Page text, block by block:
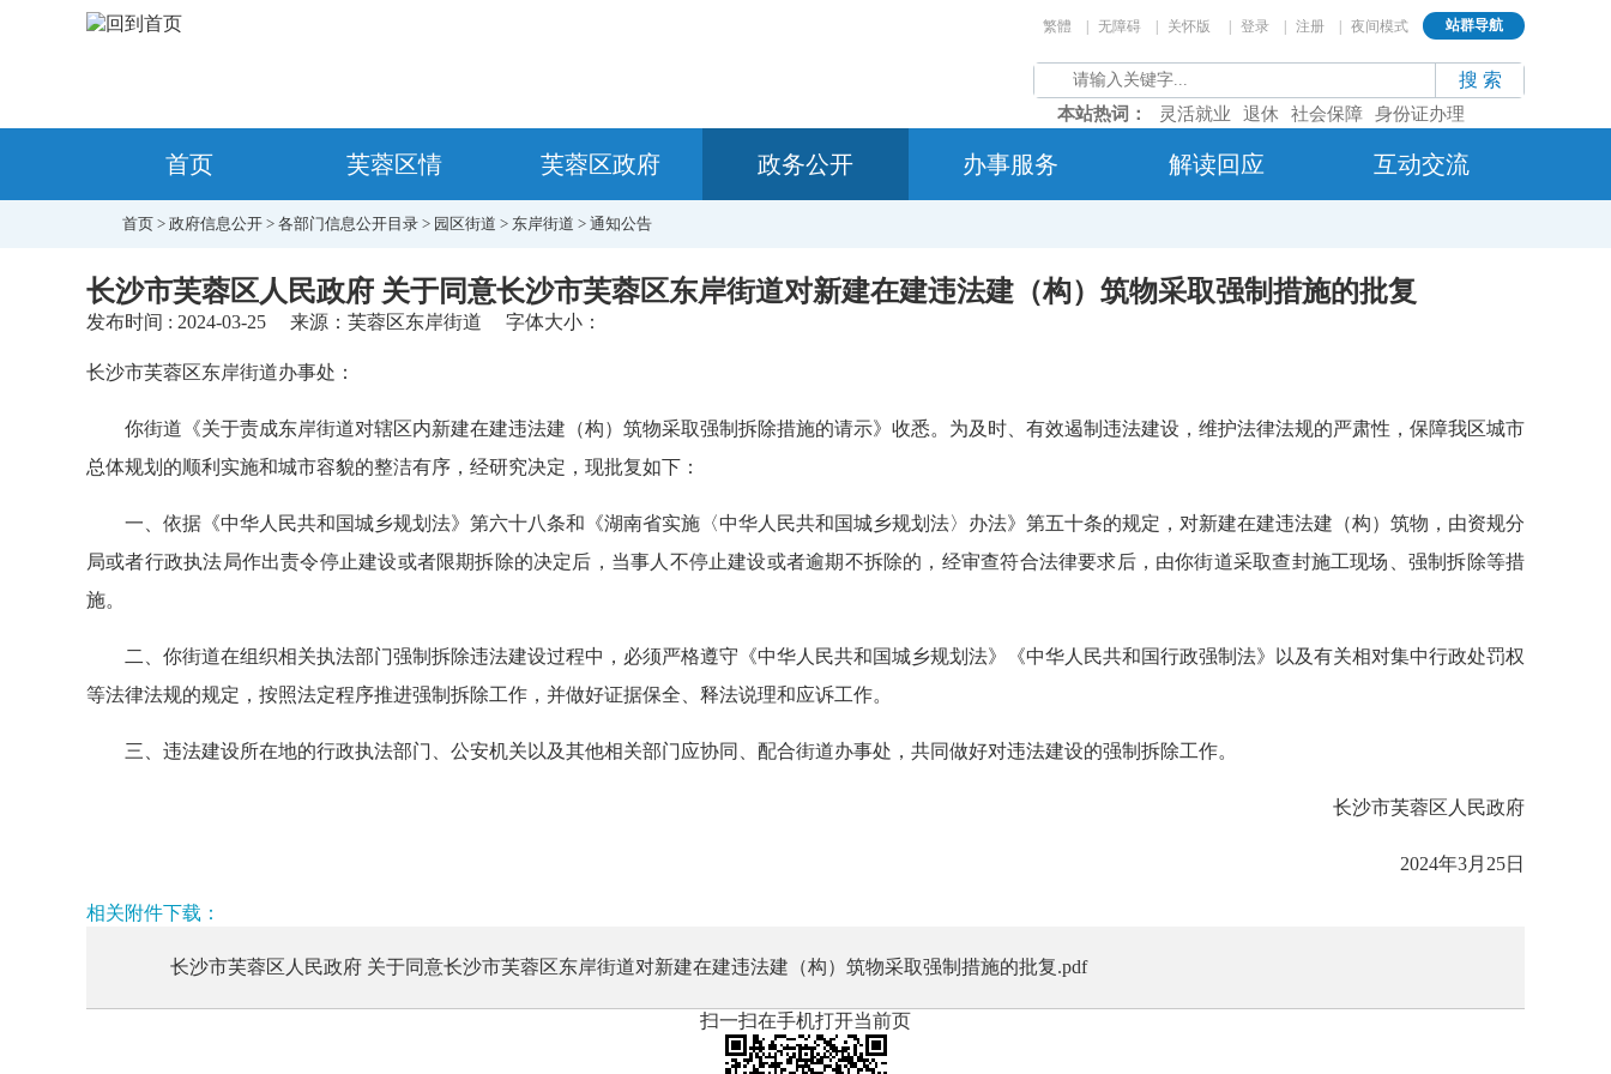
繁體 无障碍 | 关怀版 登录 注册 夜间模式 站群导航
本站热词： 灵活就业 退休 社会保障 身份证办理
首页 芙蓉区情 芙蓉区政府 政务公开 办事服务 解读回应 互动交流
首页 > 政府信息公开 > 各部门信息公开目录 > 园区街道 > 东岸街道 > 通知公告
长沙市芙蓉区人民政府 关于同意长沙市芙蓉区东岸街道对新建在建违法建（构）筑物采取强制措施的批复
发布时间 : 2024-03-25 来源：芙蓉区东岸街道 字体大小：
长沙市芙蓉区东岸街道办事处：
你街道《关于责成东岸街道对辖区内新建在建违法建（构）筑物采取强制拆除措施的请示》收悉。为及时、有效遏制违法建设，维护法律法规的严肃性，保障我区城市
总体规划的顺利实施和城市容貌的整洁有序，经研究决定，现批复如下：
一、依据《中华人民共和国城乡规划法》第六十八条和《湖南省实施〈中华人民共和国城乡规划法〉办法》第五十条的规定，对新建在建违法建（构）筑物，由资规分
局或者行政执法局作出责令停止建设或者限期拆除的决定后，当事人不停止建设或者逾期不拆除的，经审查符合法律要求后，由你街道采取查封施工现场、强制拆除等措
施。
二、你街道在组织相关执法部门强制拆除违法建设过程中，必须严格遵守《中华人民共和国城乡规划法》《中华人民共和国行政强制法》以及有关相对集中行政处罚权
等法律法规的规定，按照法定程序推进强制拆除工作，并做好证据保全、释法说理和应诉工作。
三、违法建设所在地的行政执法部门、公安机关以及其他相关部门应协同、配合街道办事处，共同做好对违法建设的强制拆除工作。
长沙市芙蓉区人民政府
2024年3月25日
相关附件下载：
长沙市芙蓉区人民政府 关于同意长沙市芙蓉区东岸街道对新建在建违法建（构）筑物采取强制措施的批复.pdf
扫一扫在手机打开当前页